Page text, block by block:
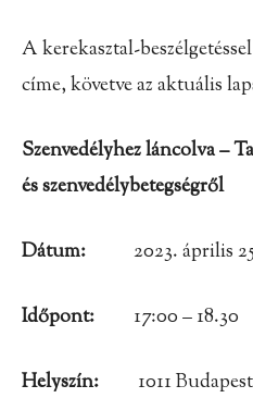
A kerekasztal-
címe, követve az aktuális
Szenvedélyhez láncolva –
és szenvedélybetegségről
Dátum: 2023. április
Időpont: 17:00 – 18.30
Helyszín: 1011